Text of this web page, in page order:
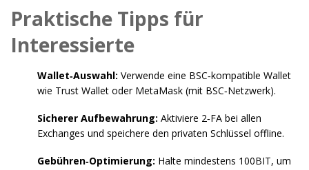
Praktische Tipps für
Interessierte
Wallet‑Auswahl: Verwende eine BSC‑kompatible Wallet
wie Trust Wallet oder MetaMask (mit BSC‑Netzwerk).
Sicherer Aufbewahrung: Aktiviere 2‑FA bei allen
Exchanges und speichere den privaten Schlüssel offline.
Gebühren‑Optimierung: Halte mindestens 100BIT, um